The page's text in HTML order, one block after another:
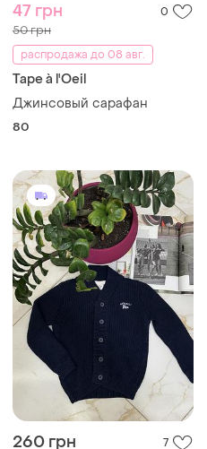
47 грн 0
50 грн
распродажа до 08 авг.
Tape à l'Oeil
Джинсовый сарафан
80
260 грн 7